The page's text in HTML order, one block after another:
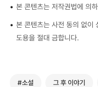
• 본 콘텐츠는 저작권법에 의
• 본 콘텐츠는 사전 동의 없이
도용을 절대 금합니다.
#소설 그 후 이야기